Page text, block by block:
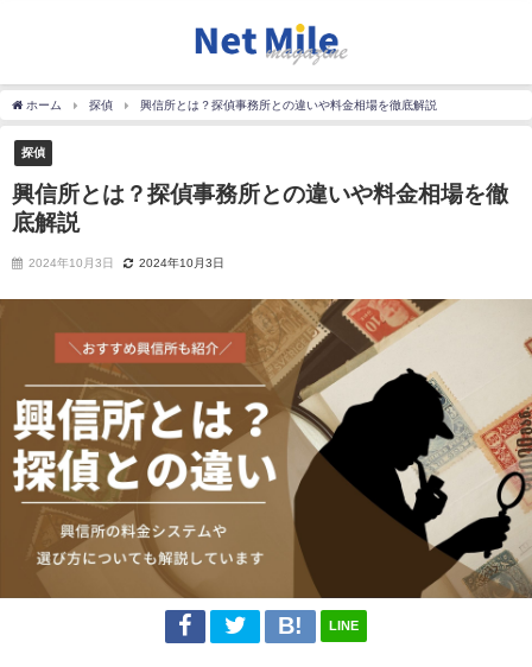
ホーム 探偵 興信所とは？探偵事務所との違いや料金相場を徹底解説
探偵
興信所とは？探偵事務所との違いや料金相場を徹
底解説
2024年10月3日 2024年10月3日
LINE